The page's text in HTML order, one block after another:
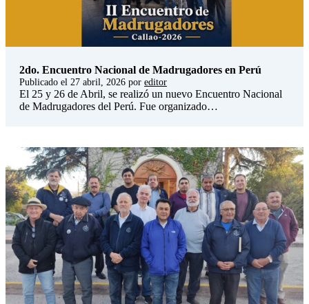
2do. Encuentro Nacional de Madrugadores en Perú
Publicado el 27 abril, 2026 por editor
El 25 y 26 de Abril, se realizó un nuevo Encuentro Nacional
de Madrugadores del Perú. Fue organizado…